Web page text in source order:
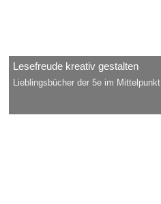
Lesefreude kreativ gestalten
Lieblingsbücher der 5e im Mittelpunkt